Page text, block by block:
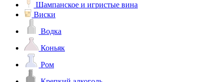
Шампанское и игристые вина
Виски
Водка
Коньяк
Ром